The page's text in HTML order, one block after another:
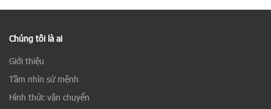
Chúng tôi là ai
Giới thiệu
Tầm nhìn sứ mệnh
Hình thức vận chuyển